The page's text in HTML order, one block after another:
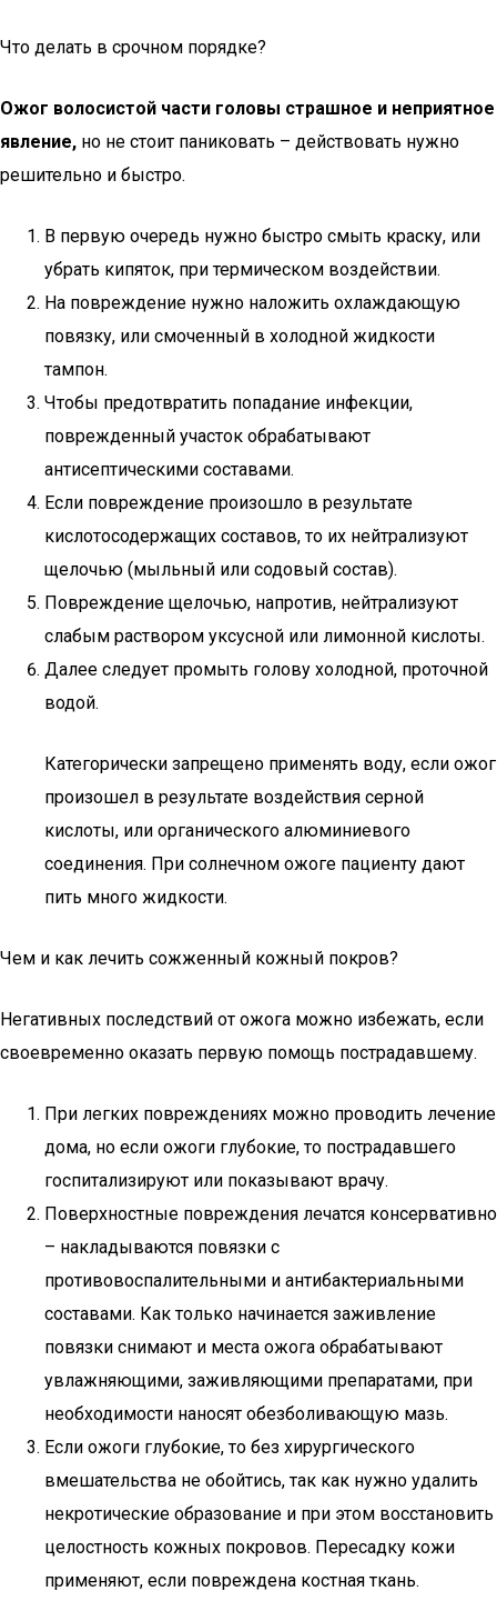
Что делать в срочном порядке?
Ожог волосистой части головы страшное и неприятное
явление, но не стоит паниковать – действовать нужно
решительно и быстро.
В первую очередь нужно быстро смыть краску, или
убрать кипяток, при термическом воздействии.
На повреждение нужно наложить охлаждающую
повязку, или смоченный в холодной жидкости
тампон.
Чтобы предотвратить попадание инфекции,
поврежденный участок обрабатывают
антисептическими составами.
Если повреждение произошло в результате
кислотосодержащих составов, то их нейтрализуют
щелочью (мыльный или содовый состав).
Повреждение щелочью, напротив, нейтрализуют
слабым раствором уксусной или лимонной кислоты.
Далее следует промыть голову холодной, проточной
водой.
Категорически запрещено применять воду, если ожог
произошел в результате воздействия серной
кислоты, или органического алюминиевого
соединения. При солнечном ожоге пациенту дают
пить много жидкости.
Чем и как лечить сожженный кожный покров?
Негативных последствий от ожога можно избежать, если
своевременно оказать первую помощь пострадавшему.
При легких повреждениях можно проводить лечение
дома, но если ожоги глубокие, то пострадавшего
госпитализируют или показывают врачу.
Поверхностные повреждения лечатся консервативно
– накладываются повязки с
противовоспалительными и антибактериальными
составами. Как только начинается заживление
повязки снимают и места ожога обрабатывают
увлажняющими, заживляющими препаратами, при
необходимости наносят обезболивающую мазь.
Если ожоги глубокие, то без хирургического
вмешательства не обойтись, так как нужно удалить
некротические образование и при этом восстановить
целостность кожных покровов. Пересадку кожи
применяют, если повреждена костная ткань.